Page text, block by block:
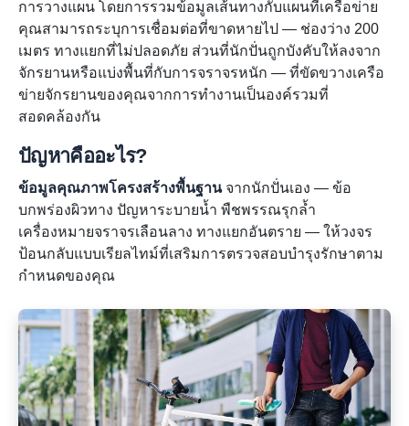
การวางแผน โดยการรวมข้อมูลเส้นทางกับแผนที่เครือข่าย
คุณสามารถระบุการเชื่อมต่อที่ขาดหายไป — ช่องว่าง 200
เมตร ทางแยกที่ไม่ปลอดภัย ส่วนที่นักปั่นถูกบังคับให้ลงจาก
จักรยานหรือแบ่งพื้นที่กับการจราจรหนัก — ที่ขัดขวางเครือ
ข่ายจักรยานของคุณจากการทำงานเป็นองค์รวมที่
สอดคล้องกัน
ปัญหาคืออะไร?
ข้อมูลคุณภาพโครงสร้างพื้นฐานจากนักปั่นเอง — ข้อ
บกพร่องผิวทาง ปัญหาระบายน้ำ พืชพรรณรุกล้ำ
เครื่องหมายจราจรเลือนลาง ทางแยกอันตราย — ให้วงจร
ป้อนกลับแบบเรียลไทม์ที่เสริมการตรวจสอบบำรุงรักษาตาม
กำหนดของคุณ